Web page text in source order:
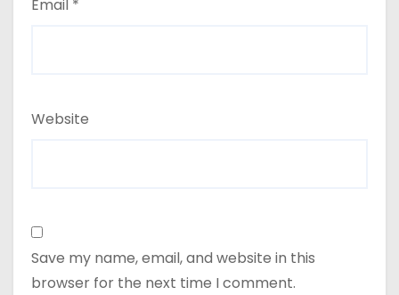
Email *
Website
Save my name, email, and website in this
browser for the next time I comment.